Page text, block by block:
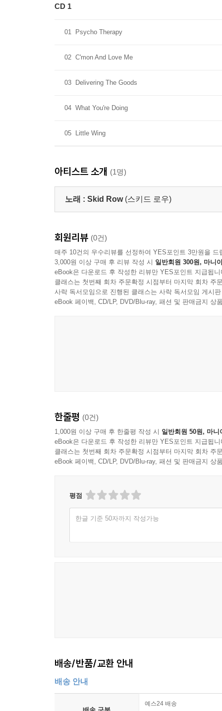
CD 1
01 Psycho Therapy
02 C'mon And Love Me
03 Delivering The Goods
04 What You're Doing
05 Little Wing
아티스트 소개 (1명)
노래 : Skid Row (스키드 로우)
회원리뷰 (0건)
매주 10건의 우수리뷰를 선정하여 YES포인트 3만원을 드
3,000원 이상 구매 후 리뷰 작성 시 일반회원 300원, 마니
eBook은 다운로드 후 작성한 리뷰만 YES포인트 지급됩니
클래스는 첫번째 회차 주문확정 시점부터 마지막 회차 주
사락 독서모임으로 진행된 클래스는 사락 독서모임 게시
eBook 페이백, CD/LP, DVD/Blu-ray, 패션 및 판매금지 상
한줄평 (0건)
1,000원 이상 구매 후 한줄평 작성 시 일반회원 50원, 마니
eBook은 다운로드 후 작성한 리뷰만 YES포인트 지급됩니
클래스는 첫번째 회차 주문확정 시점부터 마지막 회차 주
eBook 페이백, CD/LP, DVD/Blu-ray, 패션 및 판매금지 상
평점
한글 기준 50자까지 작성가능
배송/반품/교환 안내
배송 안내
예스24 배송